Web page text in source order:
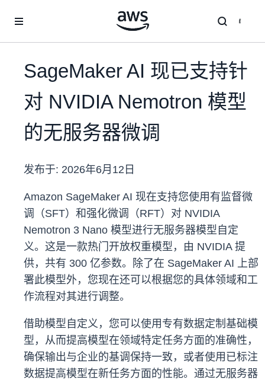
SageMaker AI 现已支持针
对 NVIDIA Nemotron 模型
的无服务器微调
发布于: 2026年6月12日
Amazon SageMaker AI 现在支持您使用有监督微
调（SFT）和强化微调（RFT）对 NVIDIA
Nemotron 3 Nano 模型进行无服务器模型自定
义。这是一款热门开放权重模型，由 NVIDIA 提
供，共有 300 亿参数。除了在 SageMaker AI 上部
署此模型外，您现在还可以根据您的具体领域和工
作流程对其进行调整。
借助模型自定义，您可以使用专有数据定制基础模
型，从而提高模型在领域特定任务方面的准确性，
确保输出与企业的基调保持一致，或者使用已标注
数据提高模型在新任务方面的性能。通过无服务器